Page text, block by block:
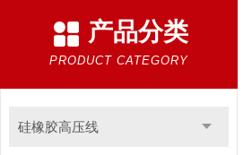
产品分类
PRODUCT CATEGORY
硅橡胶高压线